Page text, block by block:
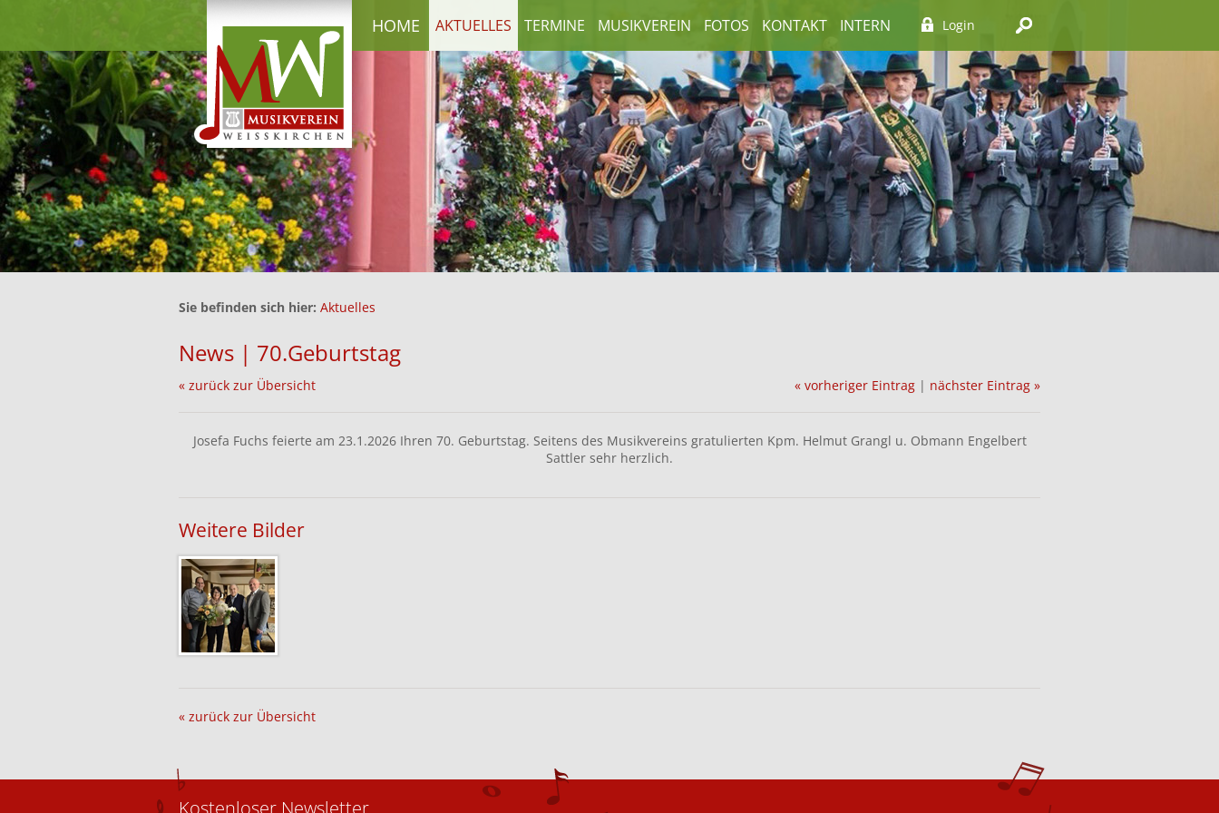
Login
HOME AKTUELLES TERMINE MUSIKVEREIN FOTOS KONTAKT INTERN
Sie befinden sich hier: Aktuelles
News | 70.Geburtstag
« zurück zur Übersicht « vorheriger Eintrag | nächster Eintrag »
Josefa Fuchs feierte am 23.1.2026 Ihren 70. Geburtstag. Seitens des Musikvereins gratulierten Kpm. Helmut Grangl u. Obmann Engelbert
Sattler sehr herzlich.
Weitere Bilder
« zurück zur Übersicht
Kostenloser Newsletter